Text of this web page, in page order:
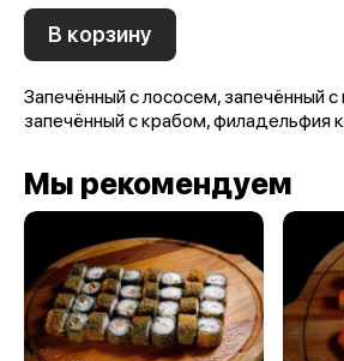
В корзину
Запечённый с лососем, запечённый с
запечённый с крабом, филадельфия
Мы рекомендуем